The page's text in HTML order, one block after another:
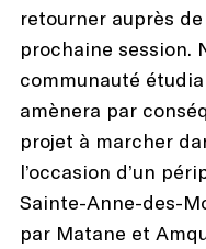
retourner auprès
prochaine session.
communauté
amènera par
projet à marcher
l’occasion d’un
Sainte-Anne-des-
par Matane et